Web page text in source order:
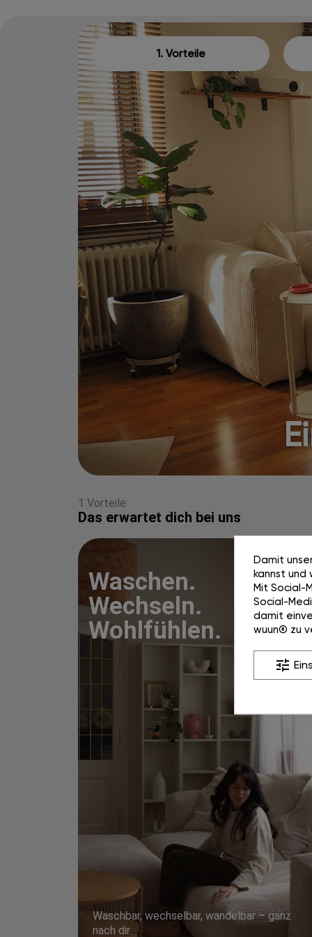
1. Vorteile
1 Vorteile
Das erwartet dich bei uns
Waschen.
Wechseln.
Wohlfühlen.
Waschbar, wechselbar, wandelbar – ganz
nach dir.
Damit
kannst und
Mit Social-
Social-
damit
wuun® zu
tune